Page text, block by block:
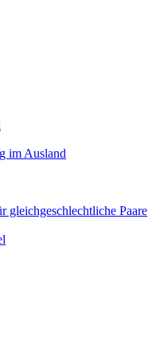
im Ausland
gleichgeschlechtliche Paare